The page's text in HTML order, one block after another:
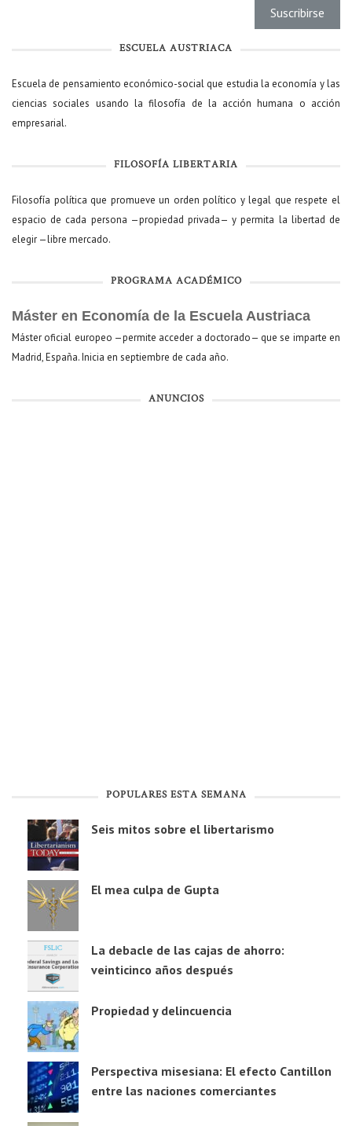
ESCUELA AUSTRIACA
Escuela de pensamiento económico-social que estudia la economía y las
ciencias sociales usando la filosofía de la acción humana o acción
empresarial.
FILOSOFÍA LIBERTARIA
Filosofía política que promueve un orden político y legal que respete el
espacio de cada persona —propiedad privada— y permita la libertad de
elegir —libre mercado.
PROGRAMA ACADÉMICO
Máster en Economía de la Escuela Austriaca
Máster oficial europeo —permite acceder a doctorado— que se imparte en
Madrid, España. Inicia en septiembre de cada año.
ANUNCIOS
POPULARES ESTA SEMANA
Seis mitos sobre el libertarismo
El mea culpa de Gupta
La debacle de las cajas de ahorro:
veinticinco años después
Propiedad y delincuencia
Perspectiva misesiana: El efecto Cantillon
entre las naciones comerciantes